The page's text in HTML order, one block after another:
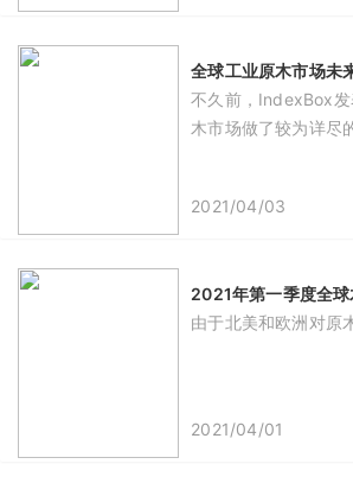
全球工业原木市场未
不久前，IndexBox发
木市场做了较为详尽
2021/04/03
2021年第一季度全
由于北美和欧洲对原
2021/04/01